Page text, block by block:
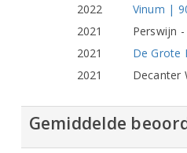
2022
Vinum |
2021
Perswijn
2021
De Grote
2021
Decanter
Gemiddelde